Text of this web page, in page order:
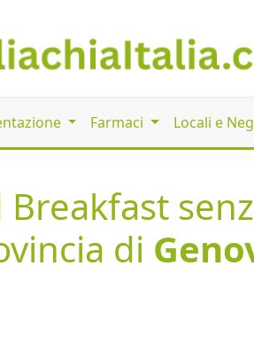
Farmaci Locali e
Breakfast
di